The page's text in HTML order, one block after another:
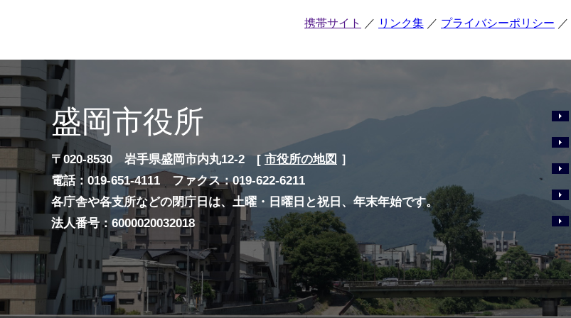
携帯サイト リンク集 プライバシーポリシー
盛岡市役所
〒020-8530 岩手県盛岡市内丸12-2 [ 市役所の地図 ］
電話：019-651-4111 ファクス：019-622-6211
各庁舎や各支所などの閉庁日は、土曜・日曜日と祝日、年末年始です。
法人番号：6000020032018